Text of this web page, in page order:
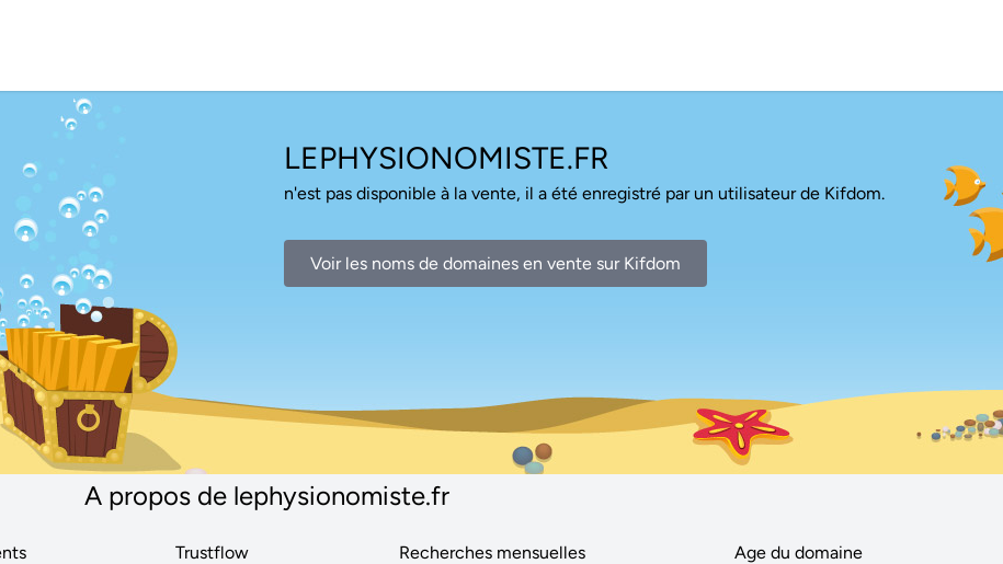
LEPHYSIONOMISTE.FR
n'est pas disponible à la vente, il a été enregistré par un utilisateur de Kifdom.
Voir les noms de domaines en vente sur Kifdom
A propos de lephysionomiste.fr
Trustflow
Recherches mensuelles
Age du domaine